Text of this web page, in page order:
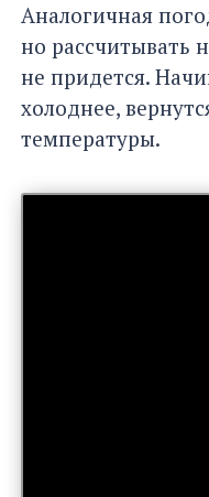
Аналогичная
но рассчитывать
не придется.
холоднее,
температуры.